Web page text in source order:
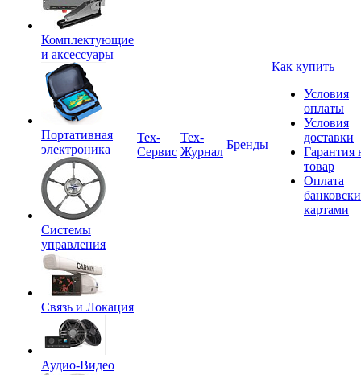
Комплектующие
и аксессуары
Портативная
электроника
Системы
управления
Связь и Локация
Аудио-Видео
Tex-
Сервис
Тех-
Журнал
Бренды
Как купить
Условия
оплаты
Условия
доставки
Гарантия
товар
Оплата
картами